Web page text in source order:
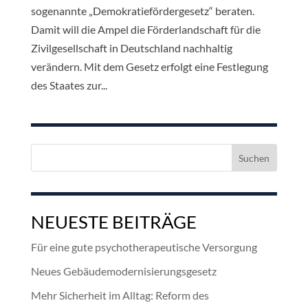
sogenannte „Demokratiefördergesetz“ beraten.
Damit will die Ampel die Förderlandschaft für die
Zivilgesellschaft in Deutschland nachhaltig
verändern. Mit dem Gesetz erfolgt eine Festlegung
des Staates zur...
NEUESTE BEITRÄGE
Für eine gute psychotherapeutische Versorgung
Neues Gebäudemodernisierungsgesetz
Mehr Sicherheit im Alltag: Reform des